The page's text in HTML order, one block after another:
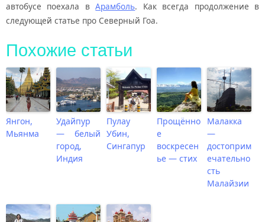
автобусе поехала вАрамболь. Как всегда продолжение в
следующей статье про Северный Гоа.
Похожие статьи
Янгон,
Мьянма
Удайпур
— белый
город,
Индия
Пулау
Убин,
Сингапур
Прощённо
е
воскресен
ье — стих
Малакка
—
достоприм
ечательно
сть
Малайзии